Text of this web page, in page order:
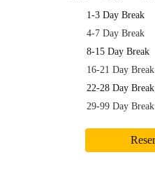
1-3 Day Break
4-7 Day Break
8-15 Day Break
16-21 Day Break
22-28 Day Break
29-99 Day Break